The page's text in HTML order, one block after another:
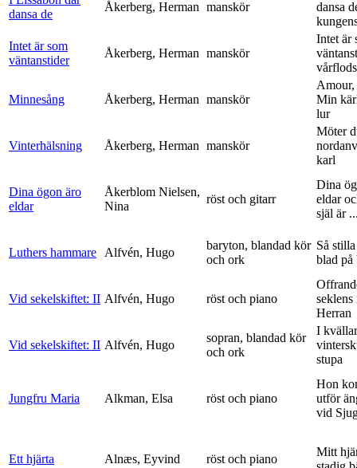
dansa de
Åkerberg, Herman manskör
dansa
Intet är som
väntanstider
Åkerberg, Herman manskör
Intet är
Minnesång Åkerberg, Herman manskör
Min
lur
Vinterhälsning Åkerberg, Herman manskör
Möter
karl
Dina ögon äro
eldar
Åkerblom Nielsen,
Nina
röst och gitarr
Dina
eldar
själ är
Luthers hammare Alfvén, Hugo
baryton, blandad kör
och ork
Så
blad på
Vid sekelskiftet: II Alfvén, Hugo röst och piano
Herran
Vid sekelskiftet: II Alfvén, Hugo
sopran, blandad kör
och ork
I
stupa
Jungfru Maria Alkman, Elsa röst och piano
Hon
utför
vid
Ett hjärta Alnæs, Eyvind röst och piano
Mitt